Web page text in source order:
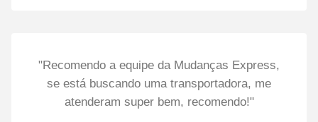
"Recomendo a equipe da Mudanças Express,
se está buscando uma transportadora, me
atenderam super bem, recomendo!"